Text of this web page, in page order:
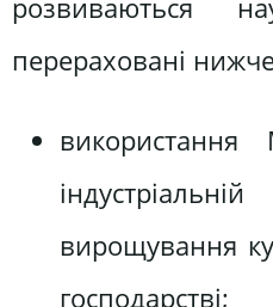
розвиваються
перераховані
вирощування
господарстві;